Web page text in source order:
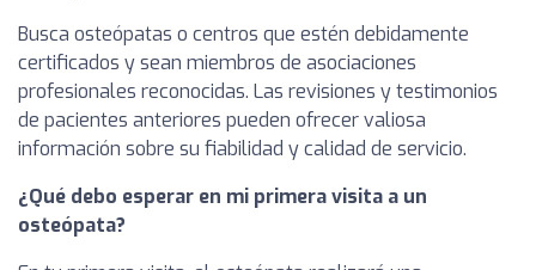
Busca osteópatas o centros que estén debidamente
certificados y sean miembros de asociaciones
profesionales reconocidas. Las revisiones y testimonios
de pacientes anteriores pueden ofrecer valiosa
información sobre su fiabilidad y calidad de servicio.
¿Qué debo esperar en mi primera visita a un
osteópata?